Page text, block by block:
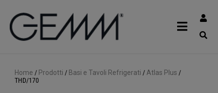
Home / Prodotti / Basi e Tavoli Refrigerati / Atlas Plus /
THD/170